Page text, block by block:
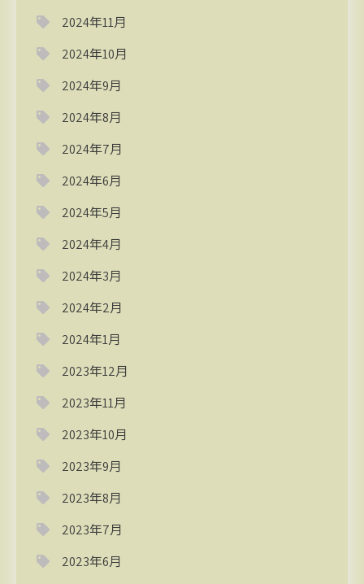
2024年11月
2024年10月
2024年9月
2024年8月
2024年7月
2024年6月
2024年5月
2024年4月
2024年3月
2024年2月
2024年1月
2023年12月
2023年11月
2023年10月
2023年9月
2023年8月
2023年7月
2023年6月